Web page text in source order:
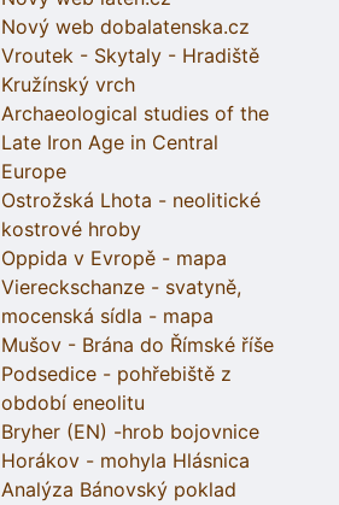
Nový web dobalatenska.cz
Vroutek - Skytaly - Hradiště
Kružínský vrch
Archaeological studies of the
Late Iron Age in Central
Europe
Ostrožská Lhota - neolitické
kostrové hroby
Oppida v Evropě - mapa
Viereckschanze - svatyně,
mocenská sídla - mapa
Mušov - Brána do Římské říše
Podsedice - pohřebiště z
období eneolitu
Bryher (EN) -hrob bojovnice
Horákov - mohyla Hlásnica
Analýza Bánovský poklad